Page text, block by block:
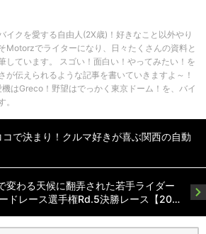
イクを愛する自由人(2X歳)！好きなこと以外やり
Motorzでライターになり、日々たくさんの資料と
しています。 スゴい！面白い！やってみたい！を
が伝えられるような記事を書いていきますよ～！
はGreco！野望はでっかく東京ドーム！を、バイ
。
で決まり！クルマ好きが喜ぶ関西の自動
変わる天候に翻弄された若手ライダー
ドレース選手権Rd.5決勝レース【20…